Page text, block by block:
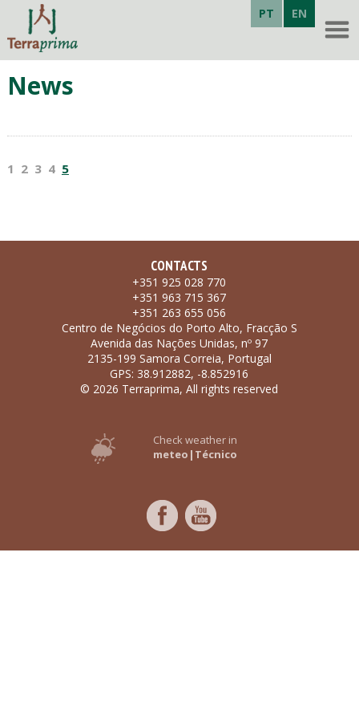
PT EN
News
1 2 3 4 5
CONTACTS
+351 925 028 770
+351 963 715 367
+351 263 655 056
Centro de Negócios do Porto Alto, Fracção S
Avenida das Nações Unidas, nº 97
2135-199 Samora Correia, Portugal
GPS: 38.912882, -8.852916
© 2026 Terraprima, All rights reserved
Check weather in
meteo|Técnico